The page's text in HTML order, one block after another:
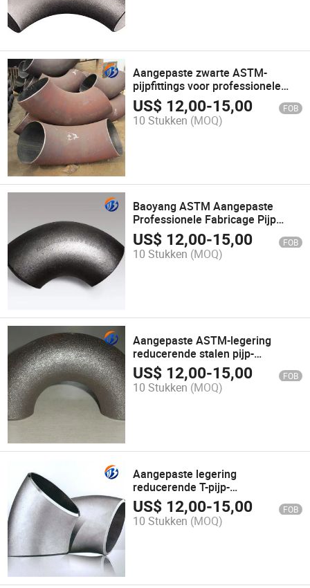
Aangepaste zwarte ASTM-
pijpfittings voor professionele
productiebehoeften
US$ 12,00-15,00 FOB
10 Stukken (MOQ)
Baoyang ASTM Aangepaste
Professionele Fabricage Pijp
Fittingen T-stukken Set by-F001
US$ 12,00-15,00 FOB
10 Stukken (MOQ)
Aangepaste ASTM-legering
reducerende stalen pijp-
elleboogstukken voor naadloze
integratie Toepassingen
US$ 12,00-15,00 FOB
10 Stukken (MOQ)
Aangepaste legering
reducerende T-pijp-
fittingkniestukken voor diverse
toepassingen
US$ 12,00-15,00 FOB
10 Stukken (MOQ)